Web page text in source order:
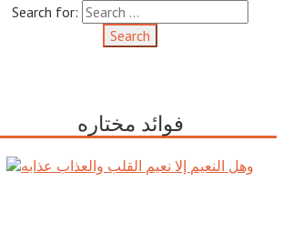
Search for:
فوائد مختاره